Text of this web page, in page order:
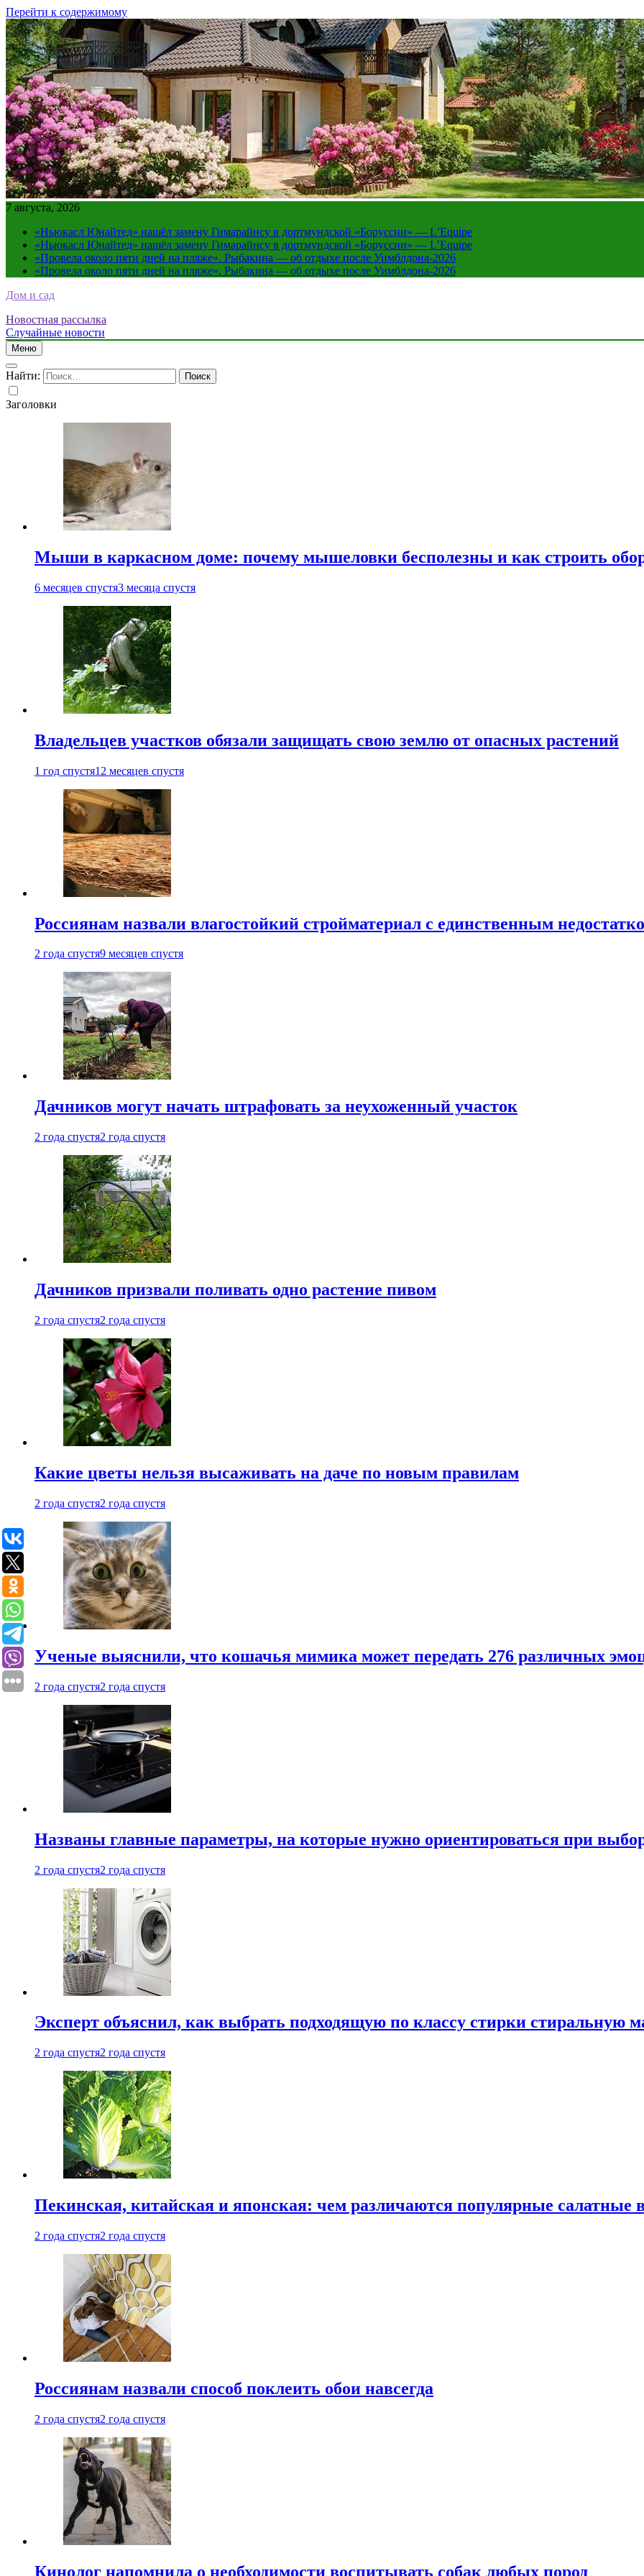
Перейти к содержимому
7 августа, 2026
«Ньюкасл Юнайтед» нашёл замену Гимарайнсу в дортмундской «Боруссии» — L’Equipe
«Ньюкасл Юнайтед» нашёл замену Гимарайнсу в дортмундской «Боруссии» — L’Equipe
«Провела около пяти дней на пляже». Рыбакина — об отдыхе после Уимблдона-2026
«Провела около пяти дней на пляже». Рыбакина — об отдыхе после Уимблдона-2026
Дом и сад
Новостная рассылка
Случайные новости
Меню
Найти:
Заголовки
Мыши в каркасном доме: почему мышеловки бесполезны и как строить
6 месяцев спустя3 месяца спустя
Владельцев участков обязали защищать свою землю от опасных растений
1 год спустя12 месяцев спустя
Россиянам назвали влагостойкий стройматериал с единственным
2 года спустя9 месяцев спустя
Дачников могут начать штрафовать за неухоженный участок
2 года спустя2 года спустя
Дачников призвали поливать одно растение пивом
2 года спустя2 года спустя
Какие цветы нельзя высаживать на даче по новым правилам
2 года спустя2 года спустя
Ученые выяснили, что кошачья мимика может передать 276 различных
2 года спустя2 года спустя
Названы главные параметры, на которые нужно ориентироваться при
2 года спустя2 года спустя
Эксперт объяснил, как выбрать подходящую по классу стирки стиральную
2 года спустя2 года спустя
Пекинская, китайская и японская: чем различаются популярные салатные
2 года спустя2 года спустя
Россиянам назвали способ поклеить обои навсегда
2 года спустя2 года спустя
Кинолог напомнила о необходимости воспитывать собак любых пород